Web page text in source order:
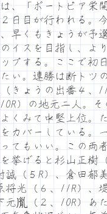
、「ボートピア栄
日目が行われる。
早くもきょうが予
イスを目指し、よ
プする。ここで初
い。連勝は断トツ
きょうの出番４、
）の地元二人。そ
くみて中堅上位。
カバーしている。
てもいい。この両
挙げると杉山正樹
誠（５R）、倉田郁
将光（６、11R）、
元胤（２、10R）あ